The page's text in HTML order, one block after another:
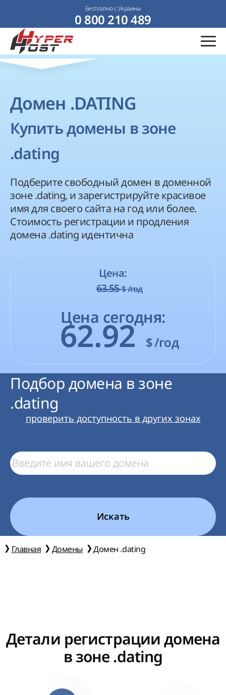
Бесплатно с Украины
0 800 210 489
Домен .DATING
Купить домены в зоне
.dating
Подберите свободный домен в доменной
зоне .dating, и зарегистрируйте красивое
имя для своего сайта на год или более.
Стоимость регистрации и продления
домена .dating идентична
Цена:
63.55$ /год
Цена сегодня:
62.92 $/год
Подбор домена в зоне
.dating
проверить доступность в других зонах
Искать
Главная Домены Домен .dating
Детали регистрации домена
в зоне .dating